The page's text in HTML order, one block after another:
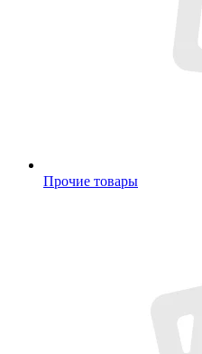
Прочие товары